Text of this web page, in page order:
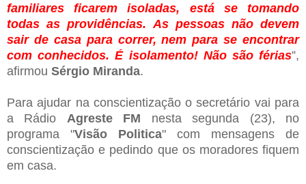
familiares ficarem isoladas, está se tomando
todas as providências. As pessoas não devem
sair de casa para correr, nem para se encontrar
com conhecidos. É isolamento! Não são férias”,
afirmou Sérgio Miranda.
Para ajudar na conscientização o secretário vai para
a Rádio Agreste FM nesta segunda (23), no
programa "Visão Politica" com mensagens de
conscientização e pedindo que os moradores fiquem
em casa.